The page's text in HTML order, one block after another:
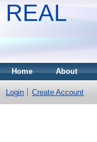
REAL
Home About
Login Create Account